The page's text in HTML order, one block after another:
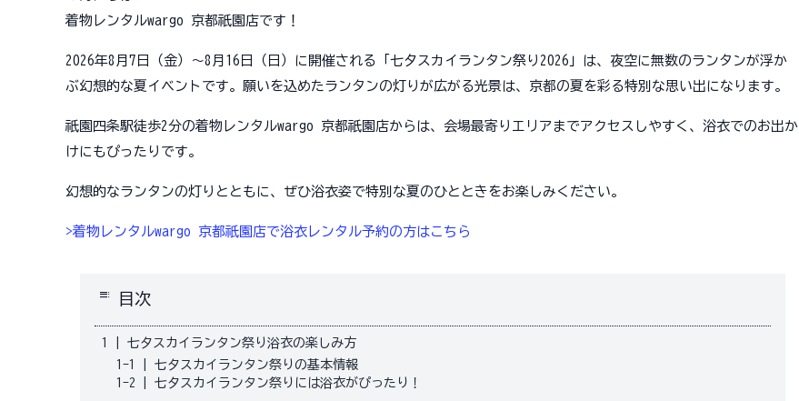
着物レンタルwargo 京都祇園店です！
2026年8月7日（金）〜8月16日（日）に開催される「七夕スカイランタン祭り2026」は、夜空に無数のランタンが浮か
ぶ幻想的な夏イベントです。願いを込めたランタンの灯りが広がる光景は、京都の夏を彩る特別な思い出になります。
祇園四条駅徒歩2分の着物レンタルwargo 京都祇園店からは、会場最寄りエリアまでアクセスしやすく、浴衣でのお出か
けにもぴったりです。
幻想的なランタンの灯りとともに、ぜひ浴衣姿で特別な夏のひとときをお楽しみください。
>着物レンタルwargo 京都祇園店で浴衣レンタル予約の方はこちら
toc 目次
1
七夕スカイランタン祭り浴衣の楽しみ方
1-1
七夕スカイランタン祭りの基本情報
1-2
七夕スカイランタン祭りには浴衣がぴったり！